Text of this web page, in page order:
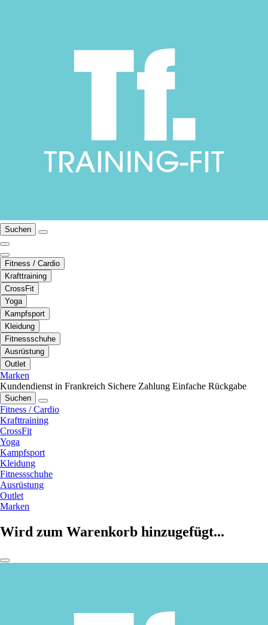
Suchen
Fitness / Cardio
Krafttraining
CrossFit
Yoga
Kampfsport
Kleidung
Fitnessschuhe
Ausrüstung
Outlet
Marken
Kundendienst in Frankreich Sichere Zahlung Einfache Rückgabe
Suchen
Fitness / Cardio
Krafttraining
CrossFit
Yoga
Kampfsport
Kleidung
Fitnessschuhe
Ausrüstung
Outlet
Marken
Wird zum Warenkorb hinzugefügt...